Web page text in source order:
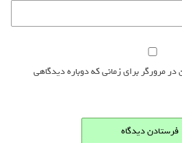
مرورگر برای زمانی که دوباره دیدگاهی